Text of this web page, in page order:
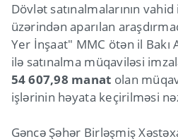
Dövlət satınalmalarının
üzərindən aparılan
Yer İnşaat" MMC ötən il Bakı
ilə satınalma müqaviləsi
54 607,98 manat olan
işlərinin həyata keçirilməsi
Gəncə Şəhər Birləşmiş